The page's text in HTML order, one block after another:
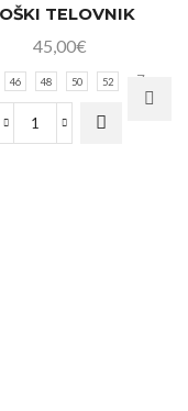
TELOVNIK
45,00€
46 48 50 52 +7